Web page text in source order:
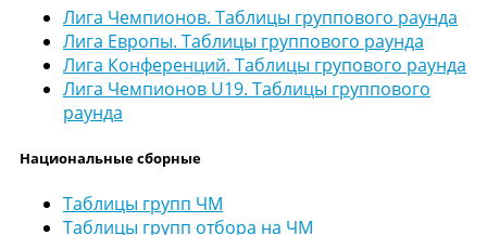
Лига Чемпионов. Таблицы группового раунда
Лига Европы. Таблицы группового раунда
Лига Конференций. Таблицы групового раунда
Лига Чемпионов U19. Таблицы группового
раунда
Национальные сборные
Таблицы групп ЧМ
Таблицы групп отбора на ЧМ